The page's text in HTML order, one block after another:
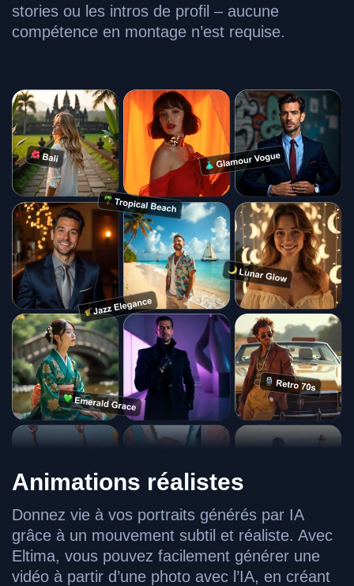
stories ou les intros de profil – aucune
compétence en montage n’est requise.
Animations réalistes
Donnez vie à vos portraits générés par IA
grâce à un mouvement subtil et réaliste. Avec
Eltima, vous pouvez facilement générer une
vidéo à partir d’une photo avec l’IA, en créant